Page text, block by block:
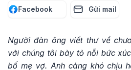
Facebook Gửi mail
Người đàn ông viết thư về
với chúng tôi bày tỏ nỗi bức
bố mẹ vợ. Anh càng khó chịu